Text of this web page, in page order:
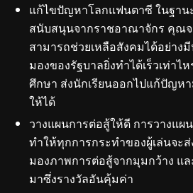
แก้ไขปัญหาโลกแฟนตาซี ในฐาน
สนับสนุนจากราชอาณาจักร คุณจ
สามารถช่วยเหลือสังคมได้อย่าง
มองของรัฐบาลยิ่งทำได้เร็วเท่าไ
ศึกษา ส่งนักเรียนออกไปแก้ปัญห
ให้ได้
วางแผนการต่อสู้ให้ดี การวางแ
ทำให้ทุกการกระทำของผู้เล่นจะ
มองภาพการต่อสู้จากมุมกว้าง แ
มาซึ่งรางวัลอันคุ้มค่า